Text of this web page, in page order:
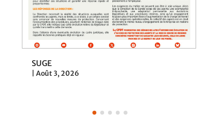
SUGE
Août 3, 2026